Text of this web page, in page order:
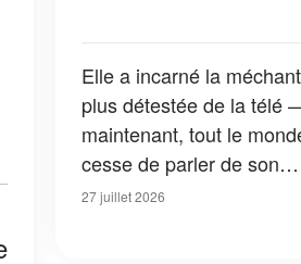
Elle a incarné la
plus détestée de la télé
maintenant, tout le
cesse de parler de son
apparition dans la nouvelle
27 juillet 2026